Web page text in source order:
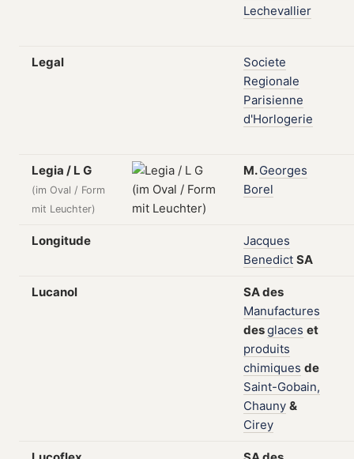
Lechevallier
Legal
Societe
Regionale
Parisienne
d'Horlogerie
Legia / L G
(im Oval / Form
mit Leuchter)
M.Georges
Borel
Longitude
Jacques
Benedict SA
Lucanol SAdes
Manufactures
desglaces et
produits
chimiques de
Saint-Gobain,
Chauny &
Cirey